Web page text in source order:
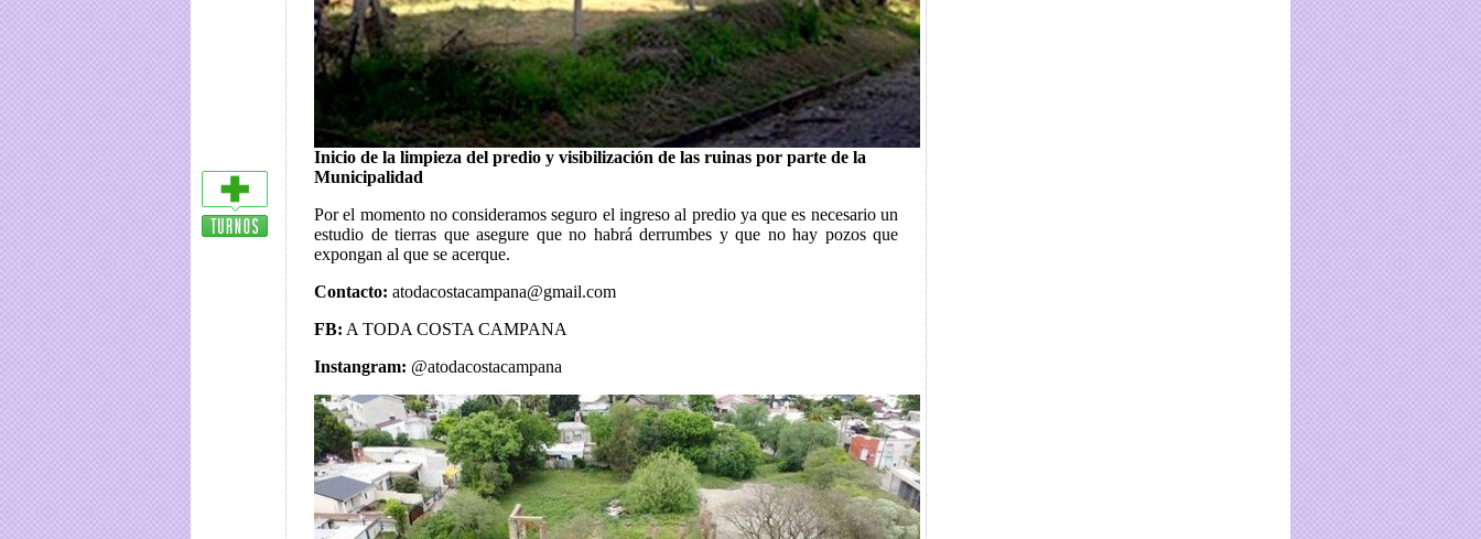
Inicio de la limpieza del predio y visibilización de las ruinas por parte de la
Municipalidad
Por el momento no consideramos seguro el ingreso al predio ya que es necesario un
estudio de tierras que asegure que no habrá derrumbes y que no hay pozos que
expongan al que se acerque.
Contacto: atodacostacampana@gmail.com
FB: A TODA COSTA CAMPANA
Instangram: @atodacostacampana